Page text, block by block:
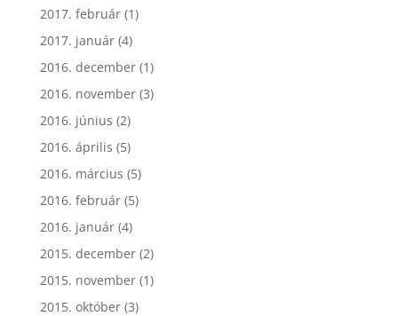
2017. február(1)
2017. január(4)
2016. december(1)
2016. november(3)
2016. június (2)
2016. április (5)
2016. március (5)
2016. február(5)
2016. január(4)
2015. december(2)
2015. november(1)
2015. október(3)